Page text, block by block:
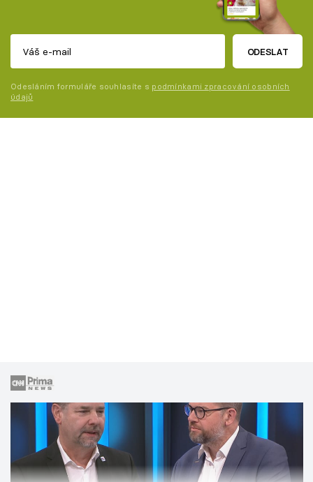
ODESLAT
Odesláním formuláře souhlasíte s podmínkami zpracování osobních
údajů